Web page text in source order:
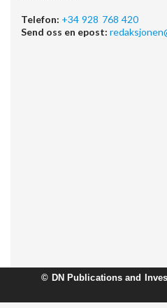
Telefon: +34 928 768 420
Send oss en epost:
© DN Publications and